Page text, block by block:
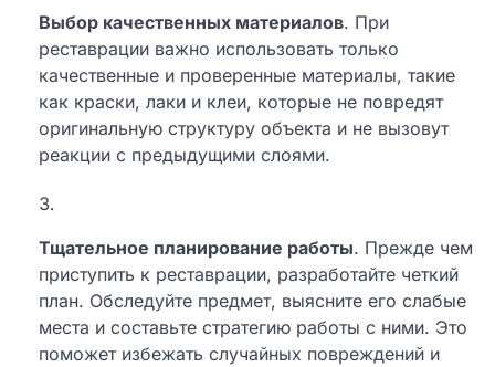
Выбор качественных материалов. При
реставрации важно использовать только
качественные и проверенные материалы, такие
как краски, лаки и клеи, которые не повредят
оригинальную структуру объекта и не вызовут
реакции с предыдущими слоями.
Тщательное планирование работы. Прежде чем
приступить к реставрации, разработайте четкий
план. Обследуйте предмет, выясните его слабые
места и составьте стратегию работы с ними. Это
поможет избежать случайных повреждений и